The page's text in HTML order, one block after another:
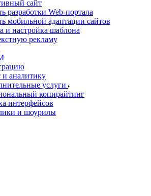
сайт
разработки Web-портала
мобильной адаптации сайтов
и настройка шаблона
рекламу
и аналитику
услуги
копирайтинг
интерфейсов
и шоурилы